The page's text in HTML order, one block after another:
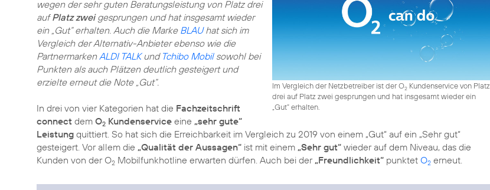
Im Vergleich der Netzbetreiber ist der O2Kundenservice von Platz
drei auf Platz zwei gesprungen und hat insgesamt wieder ein
„Gut“ erhalten.
wegen der sehr guten Beratungsleistung von Platz drei
aufPlatz zweigesprungen und hat insgesamt wieder
ein „Gut“ erhalten. Auch die Marke BLAUhat sich im
Vergleich der Alternativ-Anbieter ebenso wie die
PartnermarkenALDI TALKund Tchibo Mobilsowohl bei
Punkten als auch Plätzen deutlich gesteigert und
erzielte erneut die Note „Gut“.
In drei von vier Kategorien hat die Fachzeitschrift
connect dem O2 Kundenservice eine „sehr gute“
Leistung quittiert. So hat sich die Erreichbarkeit im Vergleich zu 2019 von einem „Gut“ auf ein „Sehr gut“
gesteigert. Vor allem die „Qualität der Aussagen“ ist mit einem „Sehr gut“ wieder auf dem Niveau, das die
Kunden von der O2 Mobilfunkhotline erwarten dürfen. Auch bei der„Freundlichkeit“ punktet O2 erneut.